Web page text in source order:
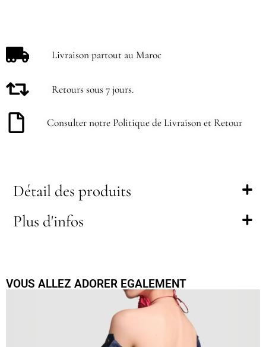
Livraison partout au Maroc
Retours sous 7 jours.
Consulter notre Politique de Livraison et Retour
Détail des produits
Plus d'infos
VOUS ALLEZ ADORER EGALEMENT